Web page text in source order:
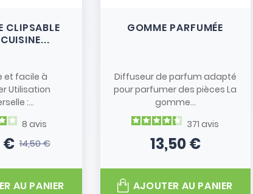
CLIPSABLE
et facile à
Utilisation
:...
8 avis
Prix
€
Prix de base
14,50 €
AU PANIER
GOMME PARFUMÉE
Diffuseur de parfum adapté
pour parfumer des pièces La
gomme...
371 avis
Prix
13,50 €
AJOUTER AU PANIER